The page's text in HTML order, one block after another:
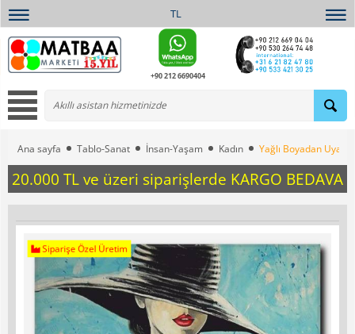
TL
+90 212 6690404
Ana sayfa Tablo-Sanat İnsan-Yaşam Kadın Yağlı Boyadan
20.000 TL ve üzeri siparişlerde KARGO BEDAVA
Siparişe Özel Üretim